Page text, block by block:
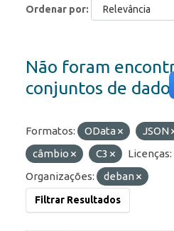
Ordenar por
Não foram
conjuntos de
Formatos: OData JSON
câmbio
C3 Licenças:
Organizações:
deban
Filtrar Resultados